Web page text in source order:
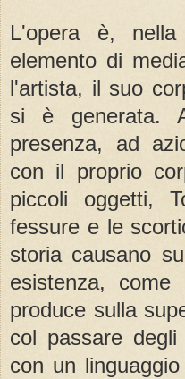
L'opera è,
elemento di
l'artista, il suo
si è generata.
presenza, ad
con il proprio
piccoli oggetti,
fessure e le
storia causano
esistenza,
produce sulla
col passare
con un